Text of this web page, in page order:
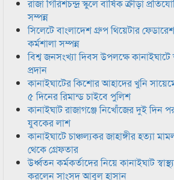
রাজা গিরিশচন্দ্র স্কুলে বার্ষিক ক্রীড়া
সম্পন্ন
সিলেটে বাংলাদেশ গ্রুপ থিয়েটার
কর্মশালা সম্পন্ন
বিশ্ব জনসংখ্যা দিবস উপলক্ষে
প্রদান
কানাইঘাটের কিশোর আহাদের খুনি
৫ দিনের রিমান্ড চাইবে পুলিশ
কানাইঘাট রাজাগঞ্জে নিখোঁজের দুই দিন
যুবকের লাশ
কানাইঘাটে চাঞ্চল্যকর জাহাঙ্গীর হত্যা
থেকে গ্রেফতার
উর্ধ্বতন কর্মকর্তাদের নিয়ে কানাইঘাট
করলেন সাংসদ আবুল হাসান